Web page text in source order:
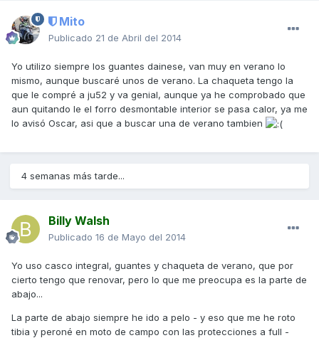
Mito
Publicado 21 de Abril del 2014
Yo utilizo siempre los guantes dainese, van muy en verano lo
mismo, aunque buscaré unos de verano. La chaqueta tengo la
que le compré a ju52 y va genial, aunque ya he comprobado que
aun quitando le el forro desmontable interior se pasa calor, ya me
lo avisó Oscar, asi que a buscar una de verano tambien
4 semanas más tarde...
Billy Walsh
Publicado 16 de Mayo del 2014
Yo uso casco integral, guantes y chaqueta de verano, que por
cierto tengo que renovar, pero lo que me preocupa es la parte de
abajo...
La parte de abajo siempre he ido a pelo - y eso que me he roto
tibia y peroné en moto de campo con las protecciones a full -